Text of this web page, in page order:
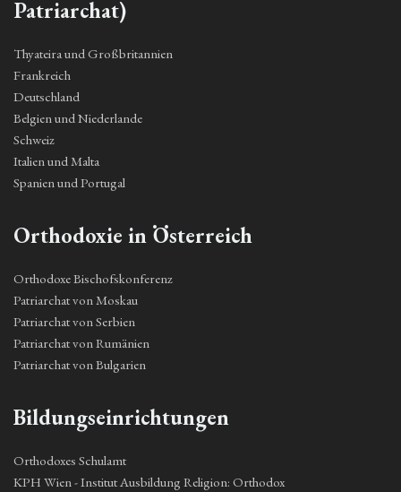
Patriarchat)
Thyateira und Großbritannien
Frankreich
Deutschland
Belgien und Niederlande
Schweiz
Italien und Malta
Spanien und Portugal
Orthodoxie in Österreich
Orthodoxe Bischofskonferenz
Patriarchat von Moskau
Patriarchat von Serbien
Patriarchat von Rumänien
Patriarchat von Bulgarien
Bildungseinrichtungen
Orthodoxes Schulamt
KPH Wien - Institut Ausbildung Religion: Orthodox